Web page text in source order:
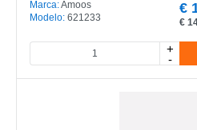
Marca:Amoos
Modelo: 621233
€
€
+
-